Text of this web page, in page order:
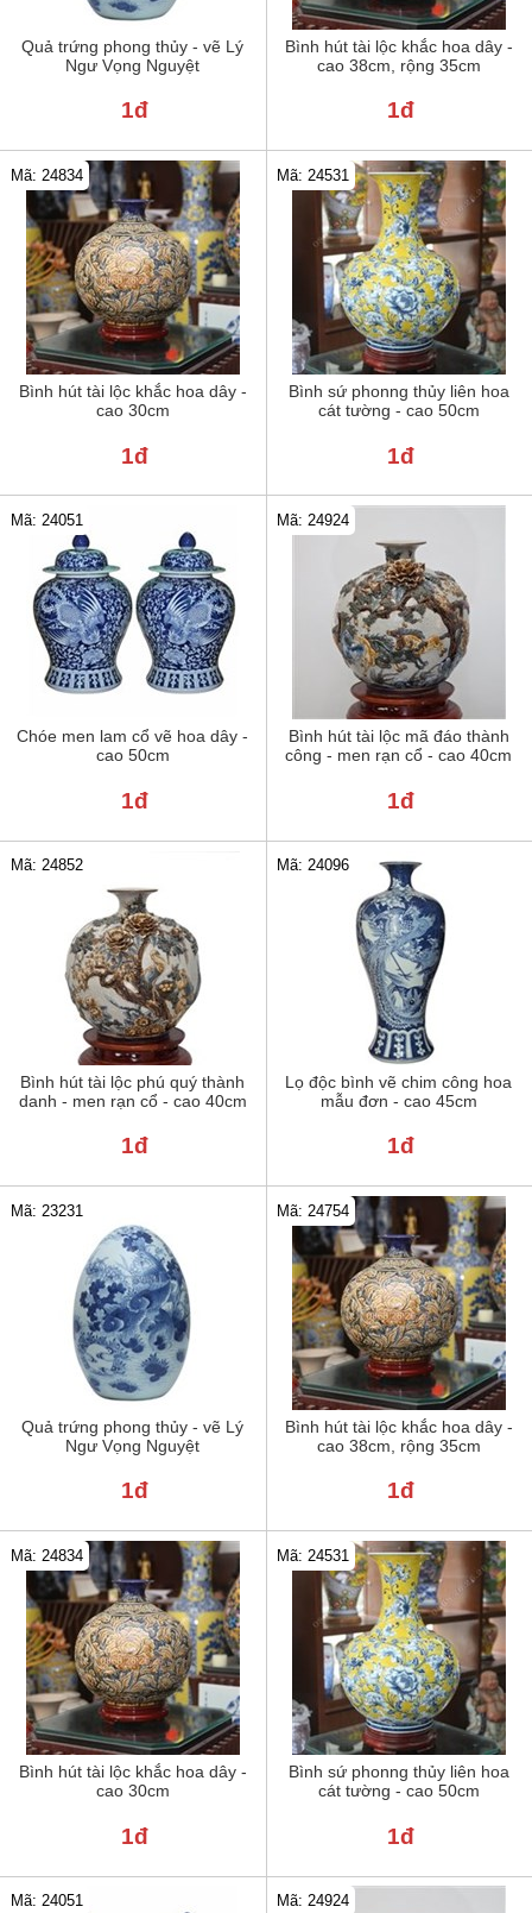
Quả trứng phong thủy - vẽ Lý
Ngư Vọng Nguyệt
1đ
Bình hút tài lộc khắc hoa dây -
cao 38cm, rộng 35cm
1đ
Bình hút tài lộc khắc hoa dây -
cao 30cm
Mã: 24834
1đ
Bình sứ phonng thủy liên hoa
cát tường - cao 50cm
Mã: 24531
1đ
Chóe men lam cổ vẽ hoa dây -
cao 50cm
Mã: 24051
1đ
Bình hút tài lộc mã đáo thành
công - men rạn cổ - cao 40cm
Mã: 24924
1đ
Bình hút tài lộc phú quý thành
danh - men rạn cổ - cao 40cm
Mã: 24852
1đ
Lọ độc bình vẽ chim công hoa
mẫu đơn - cao 45cm
Mã: 24096
1đ
Quả trứng phong thủy - vẽ Lý
Ngư Vọng Nguyệt
Mã: 23231
1đ
Bình hút tài lộc khắc hoa dây -
cao 38cm, rộng 35cm
Mã: 24754
1đ
Bình hút tài lộc khắc hoa dây -
cao 30cm
Mã: 24834
1đ
Bình sứ phonng thủy liên hoa
cát tường - cao 50cm
Mã: 24531
1đ
Mã: 24051 Mã: 24924